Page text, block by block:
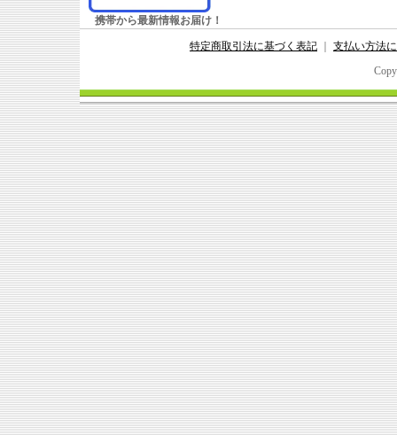
携帯から最新情報お届け！
特定商取引法に基づく表記
支払い方法